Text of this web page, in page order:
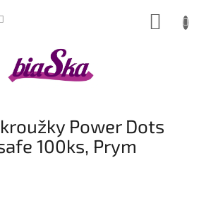
Power Dots
100ks, Prym